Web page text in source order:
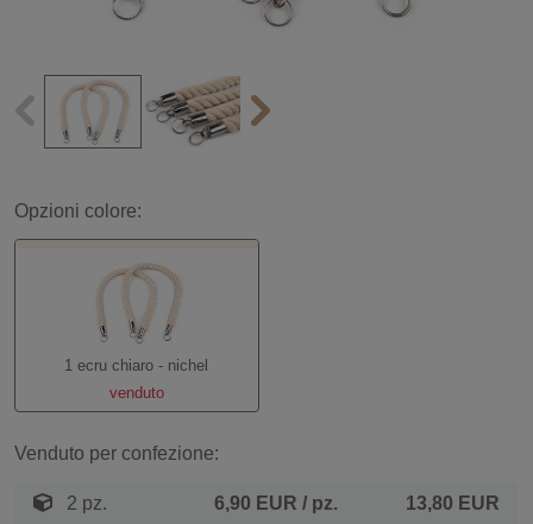
Opzioni colore:
1 ecru chiaro - nichel
venduto
Venduto per confezione:
2 pz. 6,90 EUR / pz. 13,80 EUR